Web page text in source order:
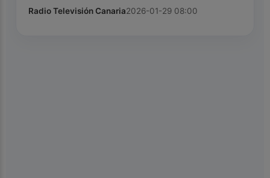
Radio Televisión Canaria2026-01-29 08:00